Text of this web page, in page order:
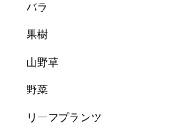
バラ
果樹
山野草
野菜
リーフプランツ